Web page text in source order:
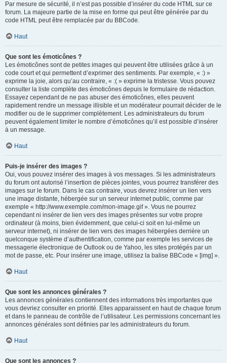
Par mesure de sécurité, il n’est pas possible d’insérer du code HTML sur ce
forum. La majeure partie de la mise en forme qui peut être générée par du
code HTML peut être remplacée par du BBCode.
Haut
Que sont les émoticônes ?
Les émoticônes sont de petites images qui peuvent être utilisées grâce à un
code court et qui permettent d’exprimer des sentiments. Par exemple, « :) »
exprime la joie, alors qu’au contraire, « :( » exprime la tristesse. Vous pouvez
consulter la liste complète des émoticônes depuis le formulaire de rédaction.
Essayez cependant de ne pas abuser des émoticônes, elles peuvent
rapidement rendre un message illisible et un modérateur pourrait décider de le
modifier ou de le supprimer complètement. Les administrateurs du forum
peuvent également limiter le nombre d’émoticônes qu’il est possible d’insérer
à un message.
Haut
Puis-je insérer des images ?
Oui, vous pouvez insérer des images à vos messages. Si les administrateurs
du forum ont autorisé l’insertion de pièces jointes, vous pourrez transférer des
images sur le forum. Dans le cas contraire, vous devrez insérer un lien vers
une image distante, hébergée sur un serveur internet public, comme par
exemple « http://www.exemple.com/mon-image.gif ». Vous ne pourrez
cependant ni insérer de lien vers des images présentes sur votre propre
ordinateur (à moins, bien évidemment, que celui-ci soit en lui-même un
serveur internet), ni insérer de lien vers des images hébergées derrière un
quelconque système d’authentification, comme par exemple les services de
messagerie électronique de Outlook ou de Yahoo, les sites protégés par un
mot de passe, etc. Pour insérer une image, utilisez la balise BBCode « [img] ».
Haut
Que sont les annonces générales ?
Les annonces générales contiennent des informations très importantes que
vous devriez consulter en priorité. Elles apparaissent en haut de chaque forum
et dans le panneau de contrôle de l’utilisateur. Les permissions concernant les
annonces générales sont définies par les administrateurs du forum.
Haut
Que sont les annonces ?